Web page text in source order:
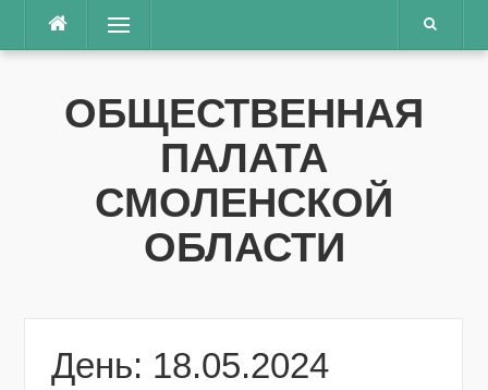
Перейти
содержимому
Меню
ОБЩЕСТВЕННАЯ
ПАЛАТА
СМОЛЕНСКОЙ
ОБЛАСТИ
День: 18.05.2024